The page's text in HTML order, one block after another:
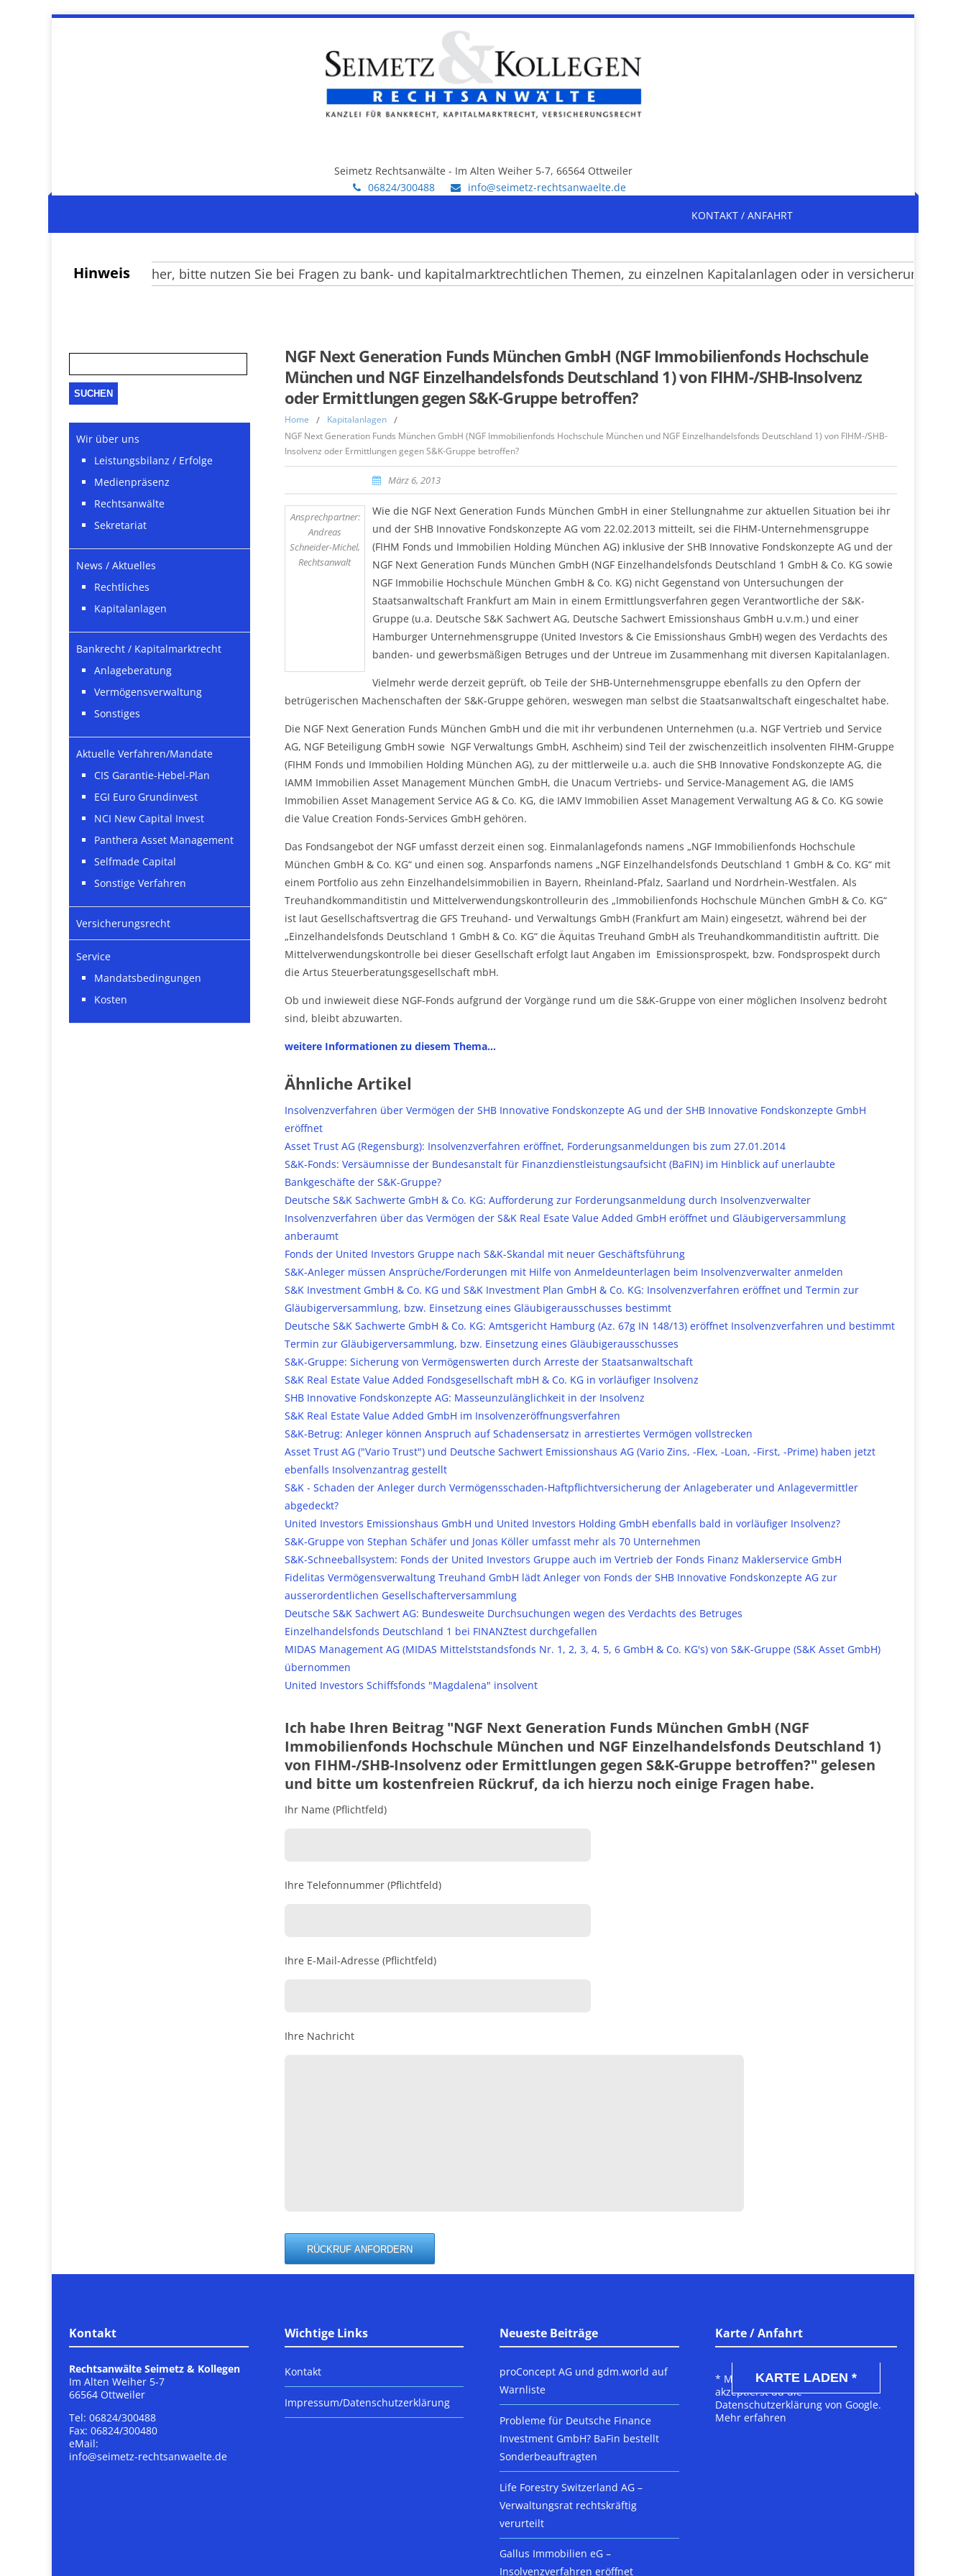
Seimetz Rechtsanwälte - Im Alten Weiher 5-7, 66564 Ottweiler
06824/300488
info@seimetz-rechtsanwaelte.de
KONTAKT / ANFAHRT
Hinweis
Verehrte Besucher, bitte nutzen Sie bei Fragen zu bank- und kapitalmarktrechtlichen Themen, zu einzelnen Kapitalanlagen oder in
NGF Next Generation Funds München GmbH (NGF Immobilienfonds Hochschule
München und NGF Einzelhandelsfonds Deutschland 1) von FIHM-/SHB-Insolvenz
oder Ermittlungen gegen S&K-Gruppe betroffen?
Home / Kapitalanlagen /
NGF Next Generation Funds München GmbH (NGF Immobilienfonds Hochschule München und NGF Einzelhandelsfonds Deutschland 1) von FIHM-/SHB-
Insolvenz oder Ermittlungen gegen S&K-Gruppe betroffen?
Ansprechpartner:
Andreas
Schneider-Michel,
Rechtsanwalt
März 6, 2013
Wie die NGF Next Generation Funds München GmbH in einer Stellungnahme zur aktuellen Situation bei ihr
und der SHB Innovative Fondskonzepte AG vom 22.02.2013 mitteilt, sei die FIHM-Unternehmensgruppe
(FIHM Fonds und Immobilien Holding München AG) inklusive der SHB Innovative Fondskonzepte AG und der
NGF Next Generation Funds München GmbH (NGF Einzelhandelsfonds Deutschland 1 GmbH & Co. KG sowie
NGF Immobilie Hochschule München GmbH & Co. KG) nicht Gegenstand von Untersuchungen der
Staatsanwaltschaft Frankfurt am Main in einem Ermittlungsverfahren gegen Verantwortliche der S&K-
Gruppe (u.a. Deutsche S&K Sachwert AG, Deutsche Sachwert Emissionshaus GmbH u.v.m.) und einer
Hamburger Unternehmensgruppe (United Investors & Cie Emissionshaus GmbH) wegen des Verdachts des
banden- und gewerbsmäßigen Betruges und der Untreue im Zusammenhang mit diversen Kapitalanlagen.
Vielmehr werde derzeit geprüft, ob Teile der SHB-Unternehmensgruppe ebenfalls zu den Opfern der
betrügerischen Machenschaften der S&K-Gruppe gehören, weswegen man selbst die Staatsanwaltschaft eingeschaltet habe.
Die NGF Next Generation Funds München GmbH und die mit ihr verbundenen Unternehmen (u.a. NGF Vertrieb und Service
AG, NGF Beteiligung GmbH sowie NGF Verwaltungs GmbH, Aschheim) sind Teil der zwischenzeitlich insolventen FIHM-Gruppe
(FIHM Fonds und Immobilien Holding München AG), zu der mittlerweile u.a. auch die SHB Innovative Fondskonzepte AG, die
IAMM Immobilien Asset Management München GmbH, die Unacum Vertriebs- und Service-Management AG, die IAMS
Immobilien Asset Management Service AG & Co. KG, die IAMV Immobilien Asset Management Verwaltung AG & Co. KG sowie
die Value Creation Fonds-Services GmbH gehören.
Das Fondsangebot der NGF umfasst derzeit einen sog. Einmalanlagefonds namens „NGF Immobilienfonds Hochschule
München GmbH & Co. KG“ und einen sog. Ansparfonds namens „NGF Einzelhandelsfonds Deutschland 1 GmbH & Co. KG“ mit
einem Portfolio aus zehn Einzelhandelsimmobilien in Bayern, Rheinland-Pfalz, Saarland und Nordrhein-Westfalen. Als
Treuhandkommanditistin und Mittelverwendungskontrolleurin des „Immobilienfonds Hochschule München GmbH & Co. KG“
ist laut Gesellschaftsvertrag die GFS Treuhand- und Verwaltungs GmbH (Frankfurt am Main) eingesetzt, während bei der
„Einzelhandelsfonds Deutschland 1 GmbH & Co. KG“ die Äquitas Treuhand GmbH als Treuhandkommanditistin auftritt. Die
Mittelverwendungskontrolle bei dieser Gesellschaft erfolgt laut Angaben im Emissionsprospekt, bzw. Fondsprospekt durch
die Artus Steuerberatungsgesellschaft mbH.
Ob und inwieweit diese NGF-Fonds aufgrund der Vorgänge rund um die S&K-Gruppe von einer möglichen Insolvenz bedroht
sind, bleibt abzuwarten.
weitere Informationen zu diesem Thema…
Ähnliche Artikel
Insolvenzverfahren über Vermögen der SHB Innovative Fondskonzepte AG und der SHB Innovative Fondskonzepte GmbH
eröffnet
Asset Trust AG (Regensburg): Insolvenzverfahren eröffnet, Forderungsanmeldungen bis zum 27.01.2014
S&K-Fonds: Versäumnisse der Bundesanstalt für Finanzdienstleistungsaufsicht (BaFIN) im Hinblick auf unerlaubte
Bankgeschäfte der S&K-Gruppe?
Deutsche S&K Sachwerte GmbH & Co. KG: Aufforderung zur Forderungsanmeldung durch Insolvenzverwalter
Insolvenzverfahren über das Vermögen der S&K Real Esate Value Added GmbH eröffnet und Gläubigerversammlung
anberaumt
Fonds der United Investors Gruppe nach S&K-Skandal mit neuer Geschäftsführung
S&K-Anleger müssen Ansprüche/Forderungen mit Hilfe von Anmeldeunterlagen beim Insolvenzverwalter anmelden
S&K Investment GmbH & Co. KG und S&K Investment Plan GmbH & Co. KG: Insolvenzverfahren eröffnet und Termin zur
Gläubigerversammlung, bzw. Einsetzung eines Gläubigerausschusses bestimmt
Deutsche S&K Sachwerte GmbH & Co. KG: Amtsgericht Hamburg (Az. 67g IN 148/13) eröffnet Insolvenzverfahren und bestimmt
Termin zur Gläubigerversammlung, bzw. Einsetzung eines Gläubigerausschusses
S&K-Gruppe: Sicherung von Vermögenswerten durch Arreste der Staatsanwaltschaft
S&K Real Estate Value Added Fondsgesellschaft mbH & Co. KG in vorläufiger Insolvenz
SHB Innovative Fondskonzepte AG: Masseunzulänglichkeit in der Insolvenz
S&K Real Estate Value Added GmbH im Insolvenzeröffnungsverfahren
S&K-Betrug: Anleger können Anspruch auf Schadensersatz in arrestiertes Vermögen vollstrecken
Asset Trust AG ("Vario Trust") und Deutsche Sachwert Emissionshaus AG (Vario Zins, -Flex, -Loan, -First, -Prime) haben jetzt
ebenfalls Insolvenzantrag gestellt
S&K - Schaden der Anleger durch Vermögensschaden-Haftpflichtversicherung der Anlageberater und Anlagevermittler
abgedeckt?
United Investors Emissionshaus GmbH und United Investors Holding GmbH ebenfalls bald in vorläufiger Insolvenz?
S&K-Gruppe von Stephan Schäfer und Jonas Köller umfasst mehr als 70 Unternehmen
S&K-Schneeballsystem: Fonds der United Investors Gruppe auch im Vertrieb der Fonds Finanz Maklerservice GmbH
Fidelitas Vermögensverwaltung Treuhand GmbH lädt Anleger von Fonds der SHB Innovative Fondskonzepte AG zur
ausserordentlichen Gesellschafterversammlung
Deutsche S&K Sachwert AG: Bundesweite Durchsuchungen wegen des Verdachts des Betruges
Einzelhandelsfonds Deutschland 1 bei FINANZtest durchgefallen
MIDAS Management AG (MIDAS Mittelststandsfonds Nr. 1, 2, 3, 4, 5, 6 GmbH & Co. KG's) von S&K-Gruppe (S&K Asset GmbH)
übernommen
United Investors Schiffsfonds "Magdalena" insolvent
Ich habe Ihren Beitrag "NGF Next Generation Funds München GmbH (NGF
Immobilienfonds Hochschule München und NGF Einzelhandelsfonds Deutschland 1)
von FIHM-/SHB-Insolvenz oder Ermittlungen gegen S&K-Gruppe betroffen?" gelesen
und bitte um kostenfreien Rückruf, da ich hierzu noch einige Fragen habe.
Ihr Name (Pflichtfeld)
Ihre Telefonnummer (Pflichtfeld)
Ihre E-Mail-Adresse (Pflichtfeld)
Ihre Nachricht
nach:
Wir über uns
Leistungsbilanz / Erfolge
Medienpräsenz
Rechtsanwälte
Sekretariat
News / Aktuelles
Rechtliches
Kapitalanlagen
Bankrecht / Kapitalmarktrecht
Anlageberatung
Vermögensverwaltung
Sonstiges
Aktuelle Verfahren/Mandate
CIS Garantie-Hebel-Plan
EGI Euro Grundinvest
NCI New Capital Invest
Panthera Asset Management
Selfmade Capital
Sonstige Verfahren
Versicherungsrecht
Service
Mandatsbedingungen
Kosten
Kontakt
Rechtsanwälte Seimetz & Kollegen
Im Alten Weiher 5-7
66564 Ottweiler
Tel: 06824/300488
Fax: 06824/300480
eMail:
info@seimetz-rechtsanwaelte.de
Wichtige Links
Kontakt
Impressum/Datenschutzerklärung
Neueste Beiträge
proConcept AG und gdm.world auf
Warnliste
Probleme für Deutsche Finance
Investment GmbH? BaFin bestellt
Sonderbeauftragten
Life Forestry Switzerland AG –
Verwaltungsrat rechtskräftig
verurteilt
Gallus Immobilien eG –
Insolvenzverfahren eröffnet
Karte / Anfahrt
DSGVO MAP
KARTE LADEN *
* Mit dem Laden der Karte
akzeptierst du die
Datenschutzerklärung von Google.
Mehr erfahren